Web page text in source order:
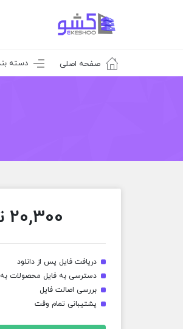
صفحه اصلی دسته
20,300
دریافت فایل پس از دانلود
دسترسی به فایل محصولات به
بررسی اصالت فایل
پشتیبانی تمام وقت